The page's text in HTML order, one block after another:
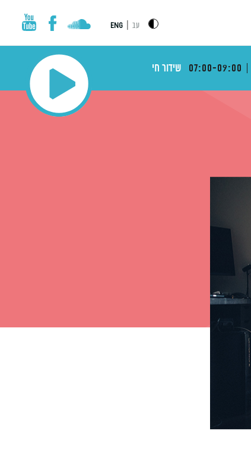
עב ENG
07:00-09:00 שידור חי